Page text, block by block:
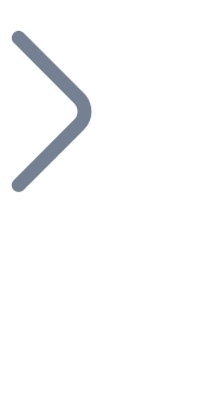
votre entreprise et
et
à notre service